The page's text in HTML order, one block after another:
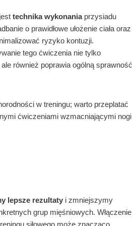
technika wykonaniaprzysiadu
o prawidłowe ułożenie ciała oraz
ryzyko kontuzji.
tego ćwiczenia nie tylko
również poprawia ogólną sprawność
w treningu; warto przeplatać
ćwiczeniami wzmacniającymi nogi
lepsze rezultaty i zmniejszymy
grup mięśniowych. Włączenie